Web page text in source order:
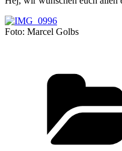
Foto: Marcel Golbs